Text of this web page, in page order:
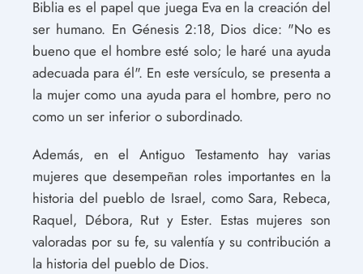
Biblia es el papel que juega Eva en la creación del
ser humano. En Génesis 2:18, Dios dice: "No es
bueno que el hombre esté solo; le haré una ayuda
adecuada para él". En este versículo, se presenta a
la mujer como una ayuda para el hombre, pero no
como un ser inferior o subordinado.
Además, en el Antiguo Testamento hay varias
mujeres que desempeñan roles importantes en la
historia del pueblo de Israel, como Sara, Rebeca,
Raquel, Débora, Rut y Ester. Estas mujeres son
valoradas por su fe, su valentía y su contribución a
la historia del pueblo de Dios.